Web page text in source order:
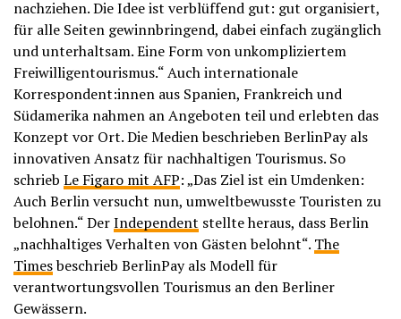
nachziehen. Die Idee ist verblüffend gut: gut organisiert,
für alle Seiten gewinnbringend, dabei einfach zugänglich
und unterhaltsam. Eine Form von unkompliziertem
Freiwilligentourismus.“ Auch internationale
Korrespondent:innen aus Spanien, Frankreich und
Südamerika nahmen an Angeboten teil und erlebten das
Konzept vor Ort. Die Medien beschrieben BerlinPay als
innovativen Ansatz für nachhaltigen Tourismus. So
schrieb Le Figaro mit AFP: „Das Ziel ist ein Umdenken:
Auch Berlin versucht nun, umweltbewusste Touristen zu
belohnen.“ DerIndependent stellte heraus, dass Berlin
„nachhaltiges Verhalten von Gästen belohnt“. The
Timesbeschrieb BerlinPay als Modell für
verantwortungsvollen Tourismus an den Berliner
Gewässern.